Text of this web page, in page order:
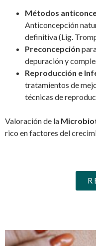
Métodos
Anticoncepción
definitiva (Lig.
Preconcepción
depuración y
Reproducción e
tratamientos de
técnicas de
Valoración de la
rico en factores del
R